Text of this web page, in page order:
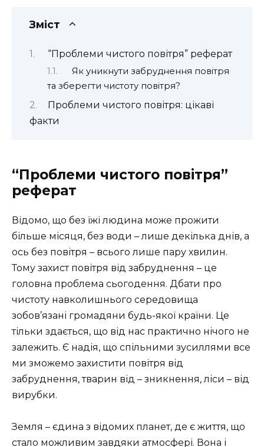
Зміст
“Проблеми чистого повітря” реферат
Як уникнути забруднення повітря
та зберегти чистоту повітря?
Проблеми чистого повітря: цікаві
факти
“Проблеми чистого повітря”
реферат
Відомо, що без їжі людина може прожити
більше місяця, без води – лише декілька днів, а
ось без повітря – всього лише пару хвилин.
Тому захист повітря від забруднення – це
головна проблема сьогодення. Дбати про
чистоту навколишнього середовища
зобов’язані громадяни будь-якої країни. Це
тільки здається, що від нас практично нічого не
залежить. Є надія, що спільними зусиллями все
ми зможемо захистити повітря від
забруднення, тварин від – зникнення, ліси – від
вирубки.
Земля – ​​єдина з відомих планет, де є життя, що
стало можливим завдяки атмосфері. Вона і